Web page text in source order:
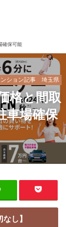
確保可能
ンション記事 埼玉県
格と間取
場確保
し】